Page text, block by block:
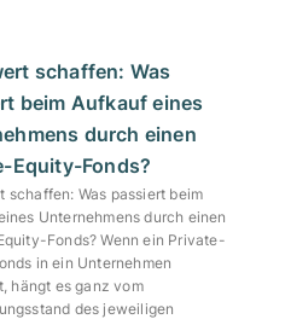
schaffen: Was
beim Aufkauf eines
durch einen
Equity-Fonds?
schaffen: Was passiert beim
Unternehmens durch einen
Fonds? Wenn ein Private-
in ein Unternehmen
hängt es ganz vom
des jeweiligen